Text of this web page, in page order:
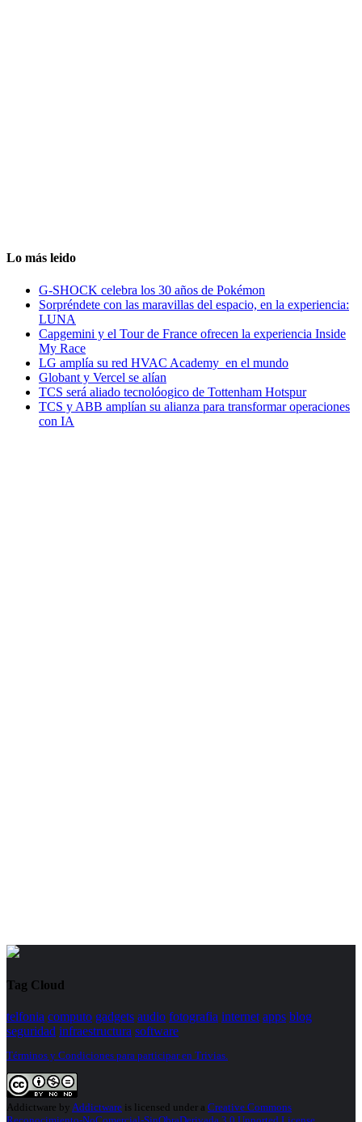
Lo más leido
G-SHOCK celebra los 30 años de Pokémon
Sorpréndete con las maravillas del espacio, en la experiencia:
LUNA
Capgemini y el Tour de France ofrecen la experiencia Inside
My Race
LG amplía su red HVAC Academy en el mundo
Globant y Vercel se alían
TCS será aliado tecnolóogico de Tottenham Hotspur
TCS y ABB amplían su alianza para transformar operaciones
con IA
Tag Cloud
telfonia computo gadgets audio fotografia internet apps blog
seguridad infraestructura software
Términos y Condiciones para participar en Trivias.
Addictware by Addictware is licensed under a Creative Commons